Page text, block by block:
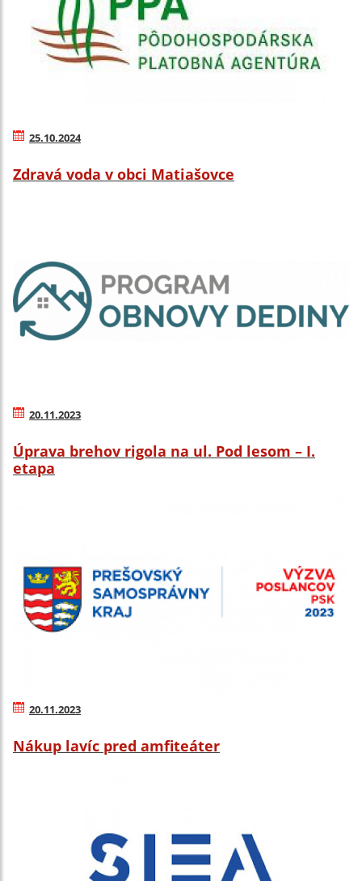
25.10.2024
Zdravá voda v obci Matiašovce
20.11.2023
Úprava brehov rigola na ul. Pod lesom – I.
etapa
20.11.2023
Nákup lavíc pred amfiteáter